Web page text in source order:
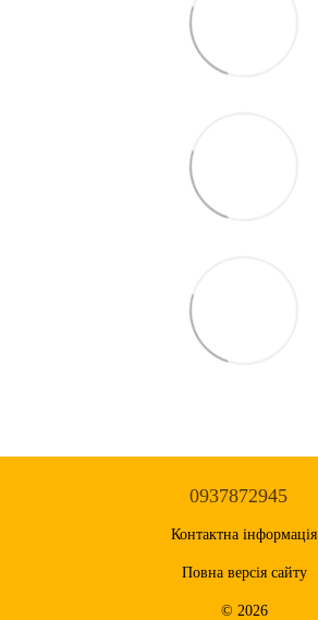
0937872945
Контактна інформація
Повна версія сайту
© 2026